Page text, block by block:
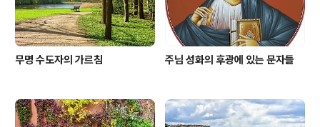
무명 수도자의 가르침 주님 성화의 후광에 있는 문자들